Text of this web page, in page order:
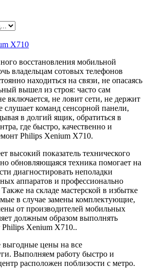
восстановления мобильной
владельцам сотовых телефонов
находиться на связи, не опасаясь
вышел из строя: часто сам
включается, не ловит сети, не держит
слушает команд сенсорной панели,
в долгий ящик, обратиться в
где быстро, качественно и
Philips Xenium X710.
высокий показатель технического
обновляющаяся техника помогает на
диагностировать неполадки
аппаратов и профессионально
на складе мастерской в избытке
в случае замены комплектующие,
от производителей мобильных
должным образом выполнять
Xenium X710..
цены на все
Выполняем работу быстро и
расположен поблизости с метро.